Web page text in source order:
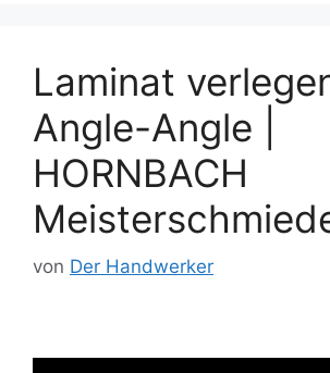
Laminat
Angle-Angle |
HORNBACH
von Der Handwerker